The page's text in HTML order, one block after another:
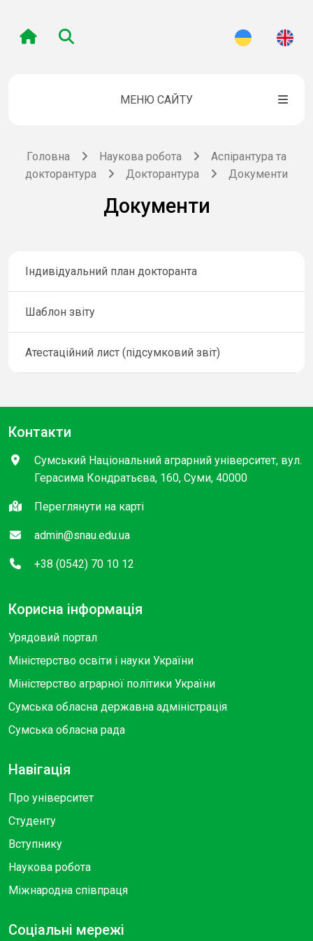
МЕНЮ САЙТУ
Головна Наукова робота
Аспірантура та
докторантура
Докторантура Документи
Документи
Індивідуальний план докторанта
Шаблон звіту
Атестаційний лист (підсумковий звіт)
Контакти
Сумський Національний аграрний університет, вул.
Герасима Кондратьєва, 160, Суми, 40000
Переглянути на карті
admin@snau.edu.ua
+38 (0542) 70 10 12
Корисна інформація
Урядовий портал
Міністерство освіти і науки України
Міністерство аграрної політики України
Сумська обласна державна адміністрація
Сумська обласна рада
Навігація
Про університет
Студенту
Вступнику
Наукова робота
Міжнародна співпраця
Соціальні мережі